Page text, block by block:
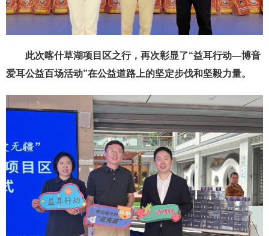
此次喀什草湖项目区之行，再次彰显了“益耳行动—博音
爱耳公益百场活动”在公益道路上的坚定步伐和坚毅力量。